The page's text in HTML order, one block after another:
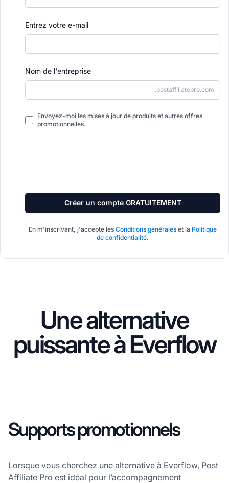
Entrez votre e-mail
Nom de l'entreprise
.postaffiliatepro.com
Envoyez-moi les mises à jour de produits et autres offres
promotionnelles.
Créer un compte GRATUITEMENT
En m'inscrivant, j'accepte les Conditions générales et la Politique
de confidentialité.
Une alternative
puissante à Everflow
Supports promotionnels
Lorsque vous cherchez une alternative à Everflow, Post
Affiliate Pro est idéal pour l’accompagnement